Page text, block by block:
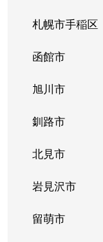
札幌市手稲区
函館市
旭川市
釧路市
北見市
岩見沢市
留萌市